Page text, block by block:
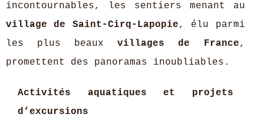
incontournables, les sentiers menant au
village de Saint-Cirq-Lapopie, élu parmi
les plus beauxvillages de France,
promettent des panoramas inoubliables.
Activités aquatiques et projets
d’excursions